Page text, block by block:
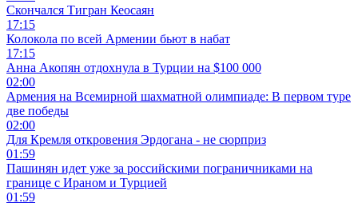
Скончался Тигран Кеосаян
17:15
Колокола по всей Армении бьют в набат
17:15
Анна Акопян отдохнула в Турции на $100 000
02:00
Армения на Всемирной шахматной олимпиаде: В первом туре
две победы
02:00
Для Кремля откровения Эрдогана - не сюрприз
01:59
Пашинян идет уже за российскими пограничниками на
границе с Ираном и Турцией
01:59